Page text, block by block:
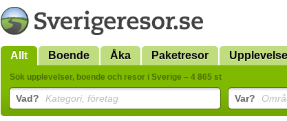
Allt Boende Åka Paketresor
Sök upplevelser, boende och resor i Sverige – 4 865 st
Vad? Kategori, företag Var?